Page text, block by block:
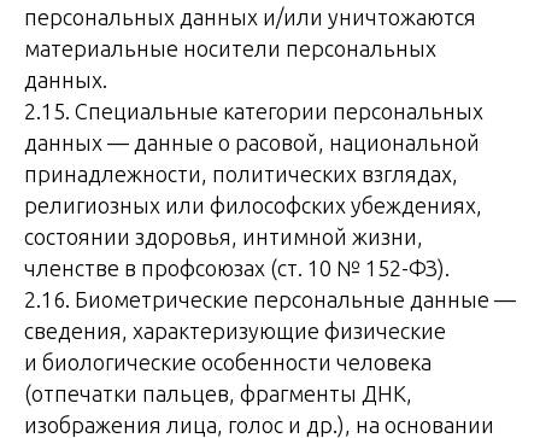
персональных данных и/или уничтожаются
материальные носители персональных
данных.
2.15. Специальные категории персональных
данных — данные о расовой, национальной
принадлежности, политических взглядах,
религиозных или философских убеждениях,
состоянии здоровья, интимной жизни,
членстве в профсоюзах (ст. 10 № 152-ФЗ).
2.16. Биометрические персональные данные —
сведения, характеризующие физические
и биологические особенности человека
(отпечатки пальцев, фрагменты ДНК,
изображения лица, голос и др.), на основании